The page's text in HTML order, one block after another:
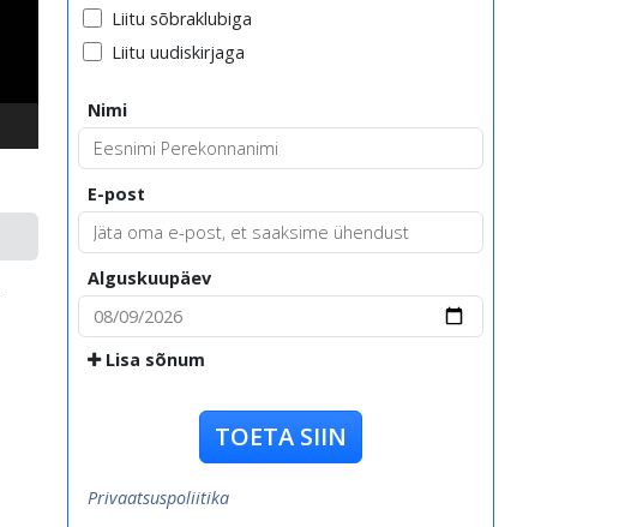
Liitu sõbraklubiga
Liitu uudiskirjaga
Nimi
E-post
Alguskuupäev
Lisa sõnum
TOETA SIIN
Privaatsuspoliitika